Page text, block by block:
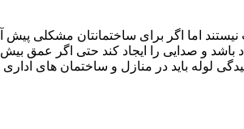
تا عمق 40 سانتی متری را می توانند نشت یابی کنند و برای عمقی بالاتر از 40 سانت مناسب
باید در منازل و ساختمان های اداری